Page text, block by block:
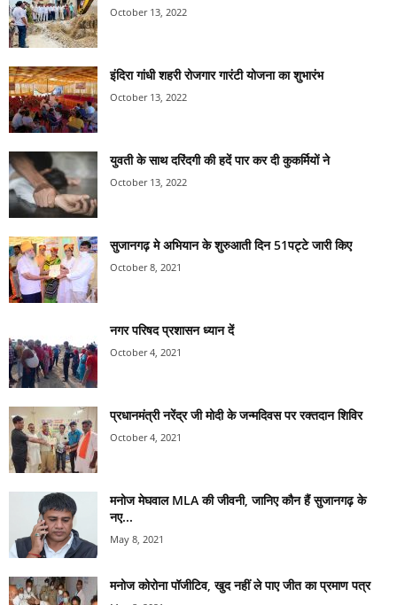
October 13, 2022
इंदिरा गांधी शहरी रोजगार गारंटी योजना का शुभारंभ
October 13, 2022
युवती के साथ दरिंदगी की हदें पार कर दी कुकर्मियों ने
October 13, 2022
सुजानगढ़ मे अभियान के शुरुआती दिन 51पट्टे जारी किए
October 8, 2021
नगर परिषद प्रशासन ध्यान दें
October 4, 2021
प्रधानमंत्री नरेंद्र जी मोदी के जन्मदिवस पर रक्तदान शिविर
October 4, 2021
मनोज मेघवाल MLA की जीवनी, जानिए कौन हैं सुजानगढ़ के
नए...
May 8, 2021
मनोज कोरोना पॉजीटिव, खुद नहीं ले पाए जीत का प्रमाण पत्र